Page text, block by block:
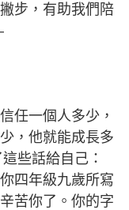
步，有助我們陪
任一個人多少，
，他就能成長多
些話給自己：
四年級九歲所寫
苦你了。你的字